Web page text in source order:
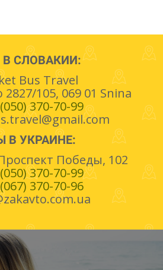
СЛОВАКИИ:
Bus Travel
105, 069 01 Snina
370-70-99
В УКРАИНЕ:
Победы, 102
370-70-99
370-70-96